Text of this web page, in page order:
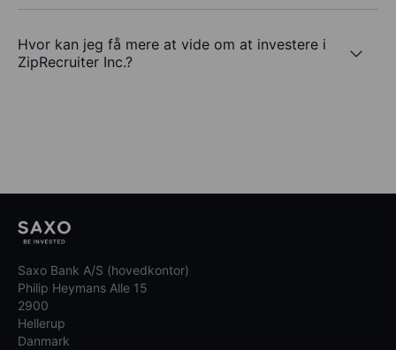
Hvor kan jeg få mere at vide om at investere i
ZipRecruiter Inc.?
Saxo Bank A/S (hovedkontor)
Philip Heymans Alle 15
2900
Hellerup
Danmark